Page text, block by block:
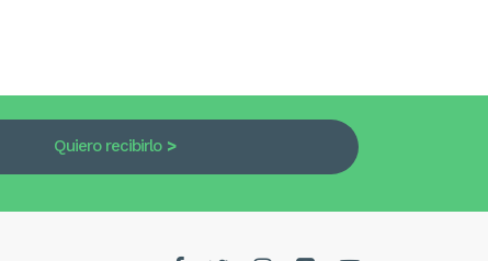
Quiero recibirlo